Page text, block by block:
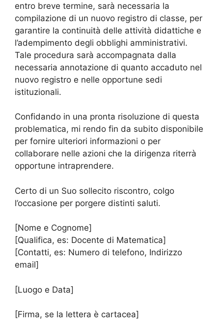
entro breve termine, sarà necessaria la
compilazione di un nuovo registro di classe, per
garantire la continuità delle attività didattiche e
l’adempimento degli obblighi amministrativi.
Tale procedura sarà accompagnata dalla
necessaria annotazione di quanto accaduto nel
nuovo registro e nelle opportune sedi
istituzionali.
Confidando in una pronta risoluzione di questa
problematica, mi rendo fin da subito disponibile
per fornire ulteriori informazioni o per
collaborare nelle azioni che la dirigenza riterrà
opportune intraprendere.
Certo di un Suo sollecito riscontro, colgo
l’occasione per porgere distinti saluti.
[Nome e Cognome]
[Qualifica, es: Docente di Matematica]
[Contatti, es: Numero di telefono, Indirizzo
email]
[Luogo e Data]
[Firma, se la lettera è cartacea]